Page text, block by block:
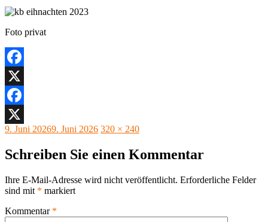
Foto privat
Facebook
X
Facebook
X
Veröffentlicht
9. Juni 20269. Juni 2026 Originalgröße
320 × 240
Schreiben Sie einen Kommentar
Ihre E-Mail-Adresse wird nicht veröffentlicht. Erforderliche Felder
sind mit * markiert
Kommentar *